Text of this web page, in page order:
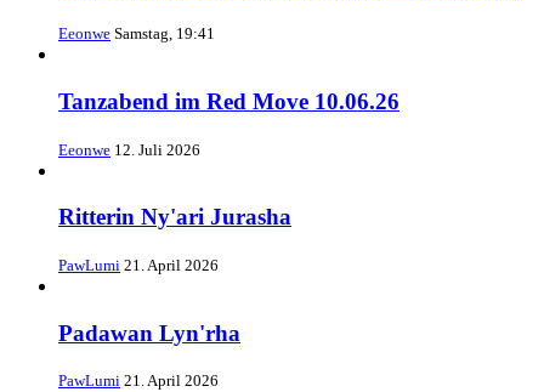
Eeonwe Samstag, 19:41
Tanzabend im Red Move 10.06.26
Eeonwe 12. Juli 2026
Ritterin Ny'ari Jurasha
PawLumi 21. April 2026
Padawan Lyn'rha
PawLumi 21. April 2026